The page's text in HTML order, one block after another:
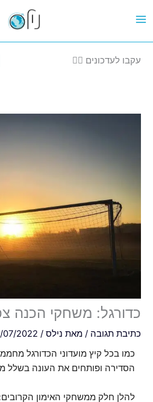
לתוכן
עקבו לעדכונים 👈🏽
כדורגל: משחקי הכנה
כתיבת תגובה / מאת נילס /
07/2022
כמו בכל קיץ מועדוני הכדורגל
הסדירה ופותחים את העונה בשלל
להלן חלק ממשחקי האימון הקרובים: